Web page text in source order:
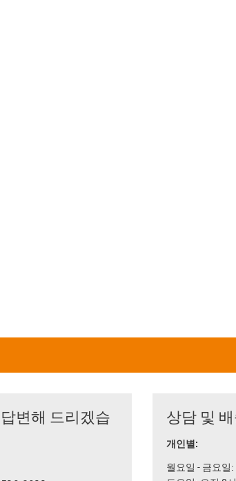
변해 드리겠습
상담 및
개인별:
월요일 - 금요일